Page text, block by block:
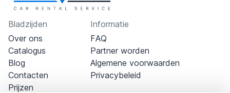
Bladzijden
Over ons
Catalogus
Blog
Contacten
Prijzen
Informatie
FAQ
Partner worden
Algemene voorwaarden
Privacybeleid